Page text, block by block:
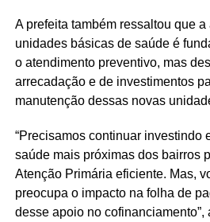
A prefeita também ressaltou que
unidades básicas de saúde é
o atendimento preventivo, mas
arrecadação e de investimentos
manutenção dessas novas
“Precisamos continuar investindo
saúde mais próximas dos bairros
Atenção Primária eficiente. Mas,
preocupa o impacto na folha de
desse apoio no cofinanciamento”,